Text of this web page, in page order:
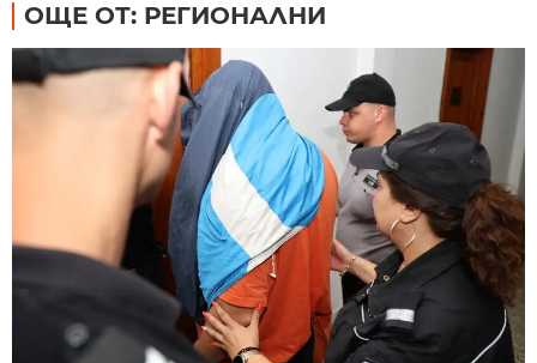
ОЩЕ ОТ: РЕГИОНАЛНИ